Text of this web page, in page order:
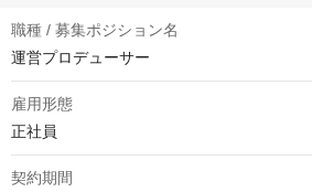
職種 / 募集ポジション名
運営プロデューサー
雇用形態
正社員
契約期間